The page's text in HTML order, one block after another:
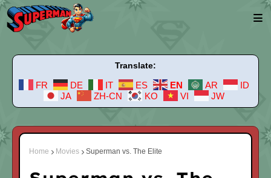
Translate:
FR DE IT ES EN AR
ID
JA
ZH-CN KO VI JW
Home Movies Superman vs. The Elite